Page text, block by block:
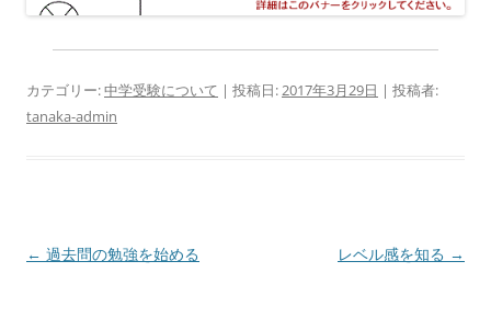
カテゴリー:中学受験について | 投稿日:2017年3月29日 | 投稿者:
tanaka-admin
投
← 過去問の勉強を始める レベル感を知る →